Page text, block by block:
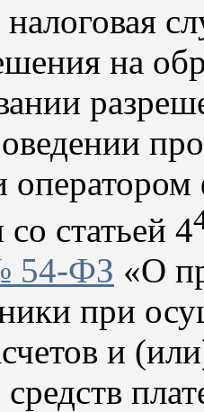
на
со статьей 4
54-ФЗ «О
при
и